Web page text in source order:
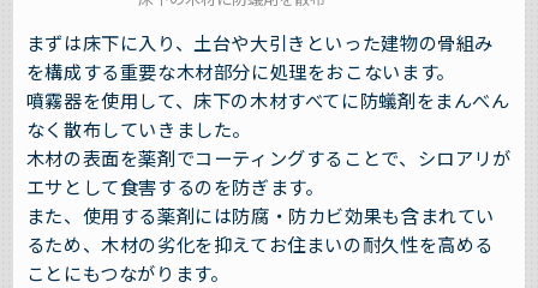
まずは床下に入り、土台や大引きといった建物の骨組み
を構成する重要な木材部分に処理をおこないます。
噴霧器を使用して、床下の木材すべてに防蟻剤をまんべん
なく散布していきました。
木材の表面を薬剤でコーティングすることで、シロアリが
エサとして食害するのを防ぎます。
また、使用する薬剤には防腐・防カビ効果も含まれてい
るため、木材の劣化を抑えてお住まいの耐久性を高める
ことにもつながります。